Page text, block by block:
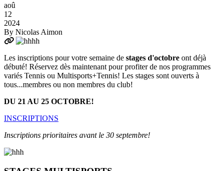
aoû
12
2024
By Nicolas Aimon
Les inscriptions pour votre semaine de stages d'octobre ont déjà
débuté! Réservez dès maintenant pour profiter de nos programmes
variés Tennis ou Multisports+Tennis! Les stages sont ouverts à
tous...membres ou non membres du club!
DU 21 AU 25 OCTOBRE!
INSCRIPTIONS
Inscriptions prioritaires avant le 30 septembre!